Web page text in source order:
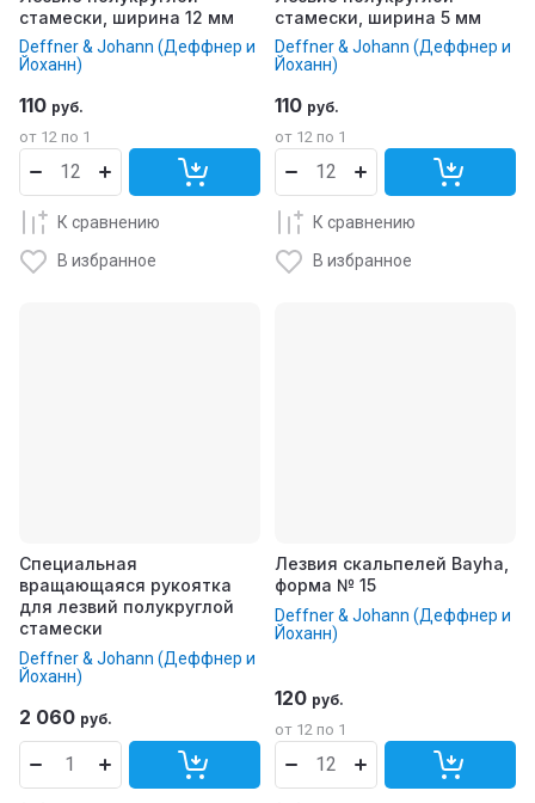
стамески, ширина 12 мм
Deffner & Johann (Деффнер и
Йоханн)
110 руб.
от 12 по 1
К сравнению
В избранное
стамески, ширина 5 мм
Deffner & Johann (Деффнер и
Йоханн)
110 руб.
от 12 по 1
К сравнению
В избранное
Специальная
вращающаяся рукоятка
для лезвий полукруглой
стамески
Deffner & Johann (Деффнер и
Йоханн)
2 060 руб.
Лезвия скальпелей Bayha,
форма № 15
Deffner & Johann (Деффнер и
Йоханн)
120 руб.
от 12 по 1